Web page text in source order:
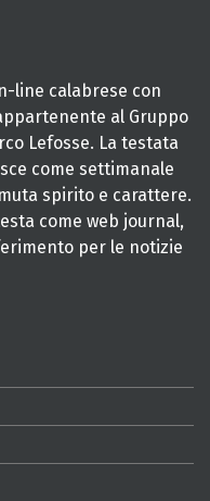
line calabrese con
al Gruppo
Lefosse. La testata
come settimanale
spirito e carattere.
come web journal,
per le notizie